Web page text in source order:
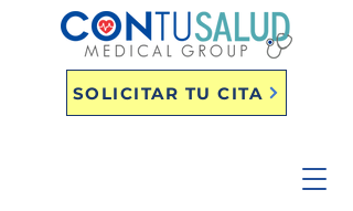
SOLICITAR TU CITA